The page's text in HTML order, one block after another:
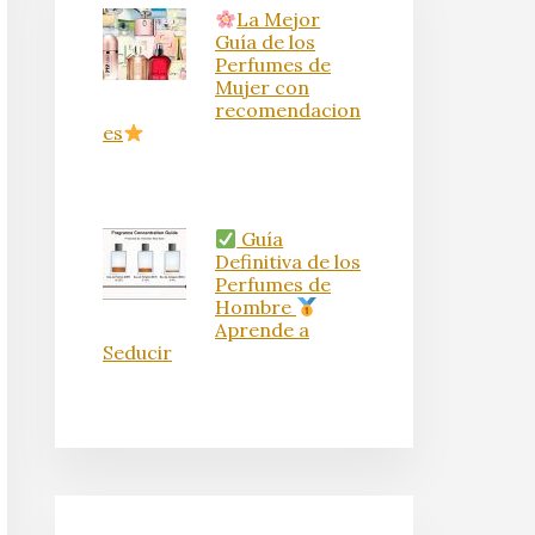
La Mejor
Guía de los
Perfumes de
Mujer con
recomendacion
es
Guía
Definitiva de los
Perfumes de
Hombre
Aprende a
Seducir